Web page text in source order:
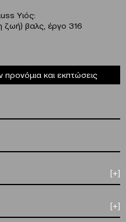
Υιός:
ζωή) βαλς, έργο 316
και εκπτώσεις
[+]
[+]